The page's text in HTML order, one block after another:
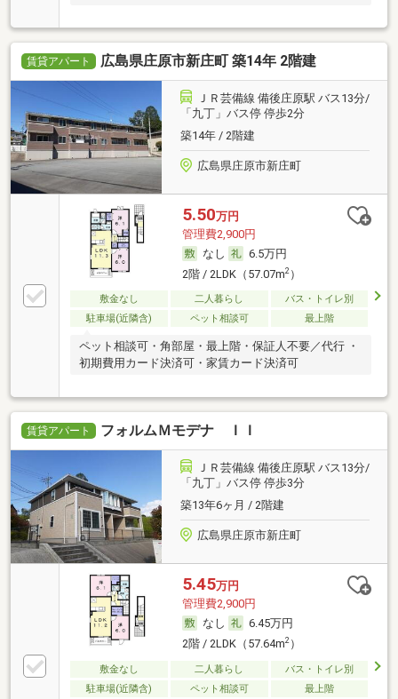
賃貸アパート 広島県庄原市新庄町 築14年 2階建
ＪＲ芸備線 備後庄原駅 バス13分/
「九丁」バス停 停歩2分
築14年 / 2階建
広島県庄原市新庄町
5.50万円
管理費2,900円
なし
6.5万円
2階 / 2LDK（57.07m2）
敷金なし 二人暮らし
バス・トイレ別
駐車場(近隣含)
ペット相談可 最上階
ペット相談可・角部屋・最上階・保証人不要／代行 ・
初期費用カード決済可・家賃カード決済可
賃貸アパート フォルムＭモデナ ＩＩ
ＪＲ芸備線 備後庄原駅 バス13分/
「九丁」バス停 停歩3分
築13年6ヶ月 / 2階建
広島県庄原市新庄町
5.45万円
管理費2,900円
なし
6.45万円
2階 / 2LDK（57.64m2）
敷金なし 二人暮らし
バス・トイレ別
駐車場(近隣含)
ペット相談可 最上階